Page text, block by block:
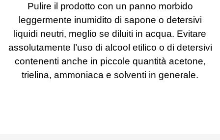
Pulire il prodotto con un panno morbido
leggermente inumidito di sapone o detersivi
liquidi neutri, meglio se diluiti in acqua. Evitare
assolutamente l’uso di alcool etilico o di detersivi
contenenti anche in piccole quantità acetone,
trielina, ammoniaca e solventi in generale.